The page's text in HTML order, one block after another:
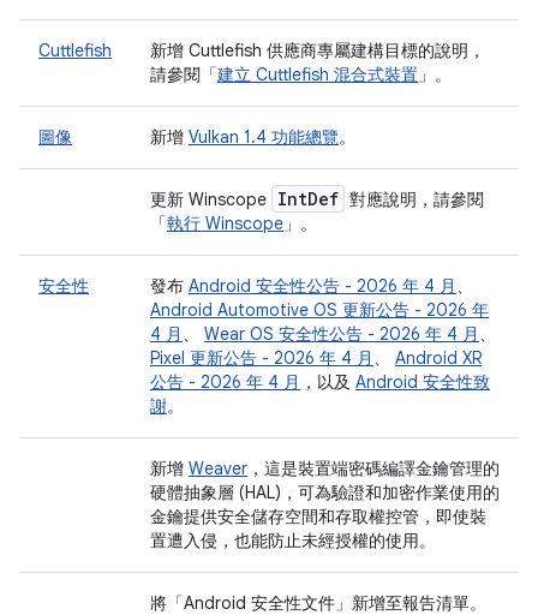
Cuttlefish
新增 Cuttlefish 供應商專屬建構目標的說明，
請參閱「建立 Cuttlefish 混合式裝置 」。
圖像 新增 Vulkan 1.4 功能總覽。
更新 Winscope IntDef 對應說明，請參閱
「執行 Winscope 」。
安全性 發布 Android 安全性公告 - 2026 年 4 月 、
Android Automotive OS 更新公告 - 2026 年
4 月 、 Wear OS 安全性公告 - 2026 年 4 月 、
Pixel 更新公告 - 2026 年 4 月 、 Android XR
公告 - 2026 年 4 月 ，以及 Android 安全性致
謝。
新增 Weaver ，這是裝置端密碼編譯金鑰管理的
硬體抽象層 (HAL)，可為驗證和加密作業使用的
金鑰提供安全儲存空間和存取權控管，即使裝
置遭入侵，也能防止未經授權的使用。
將「Android 安全性文件」 新增至報告清單。